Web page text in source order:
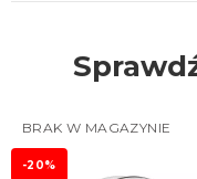
BRAK W MAGAZYNIE
-20%